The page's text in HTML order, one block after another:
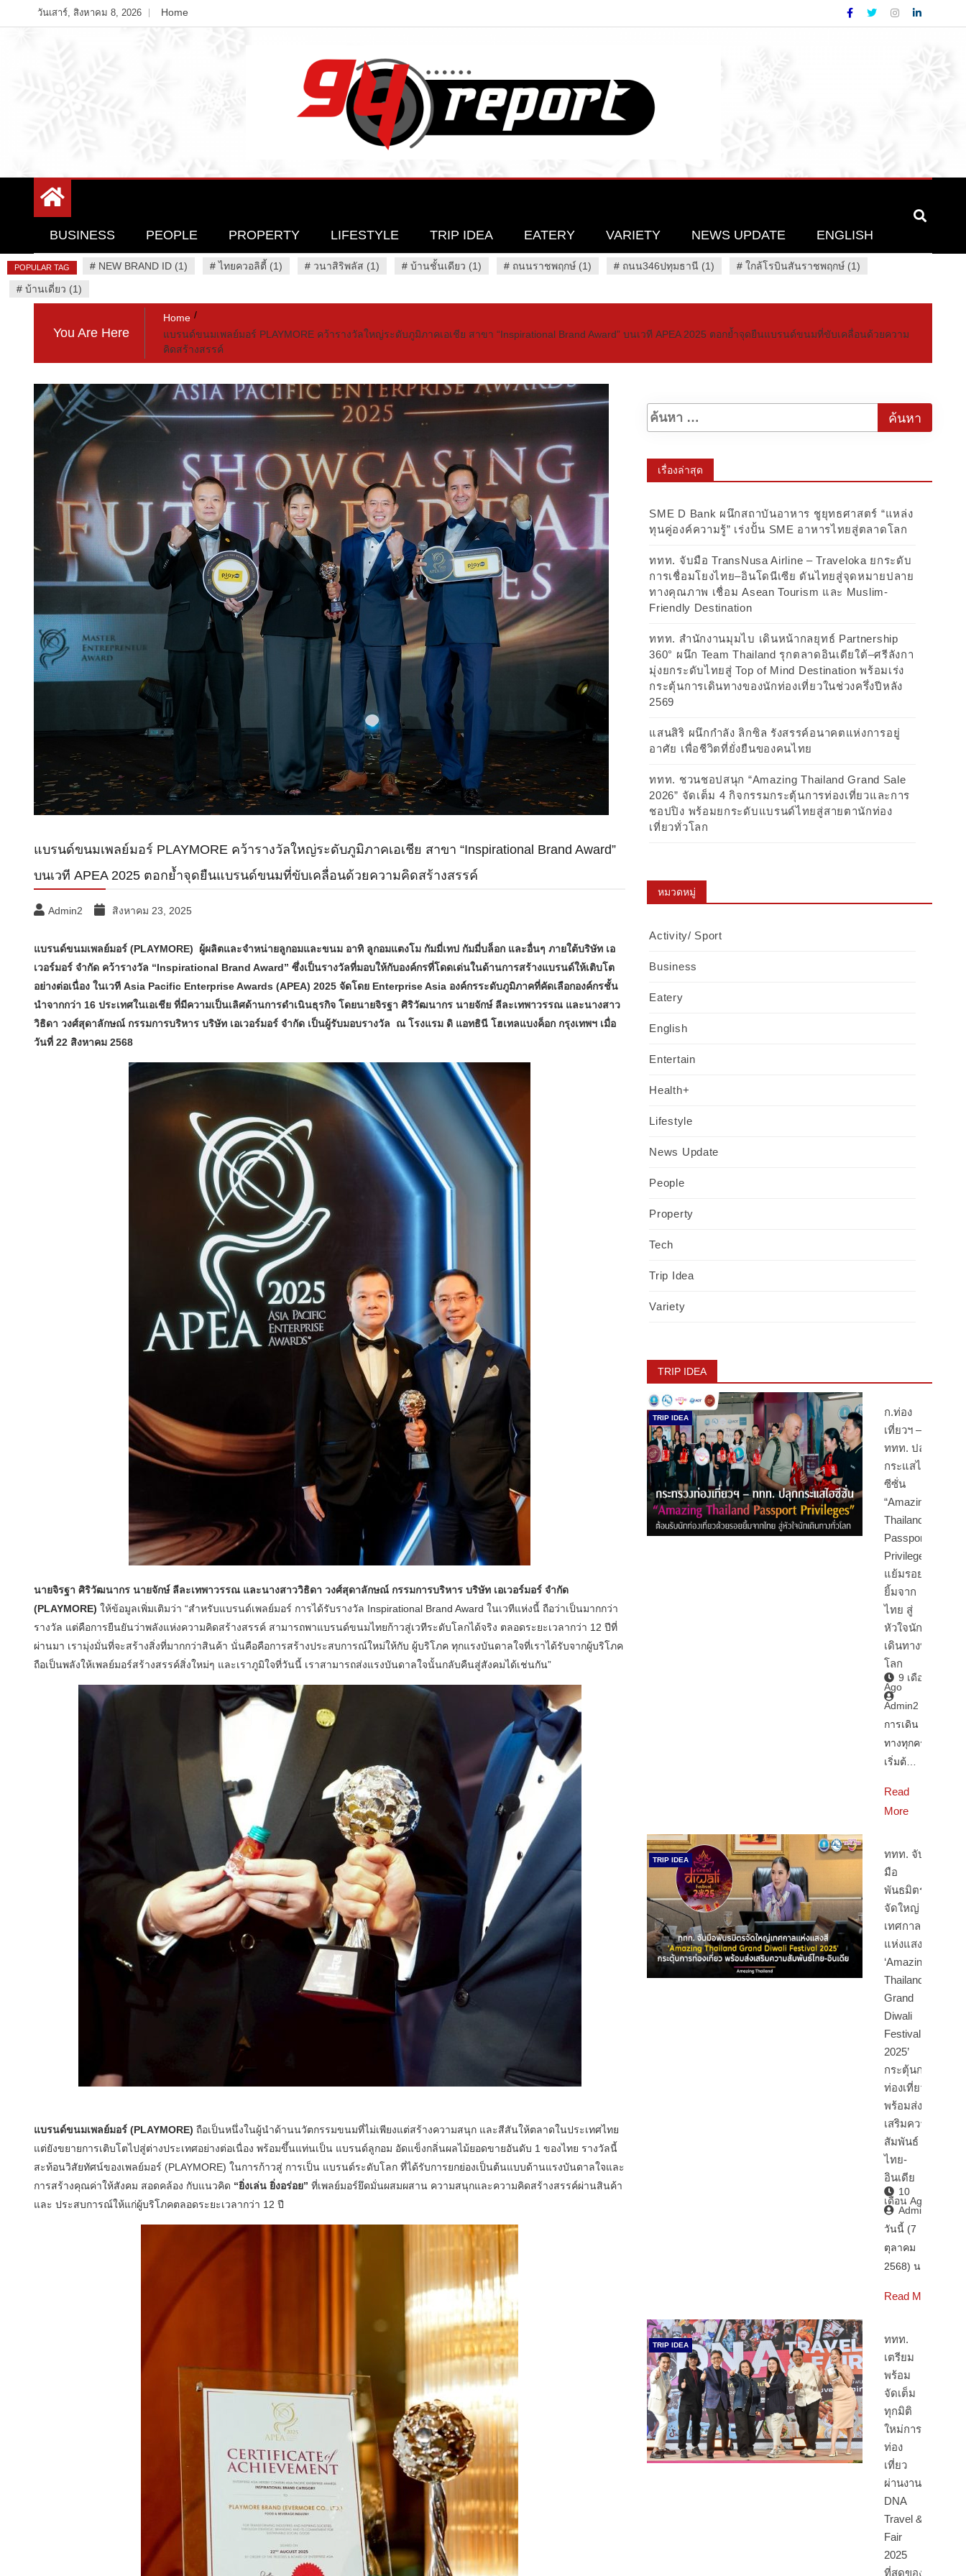
to
วันเสาร์, สิงหาคม 8, 2026 Home
94 Report.com
BUSINESS PEOPLE PROPERTY LIFESTYLE TRIP IDEA EATERY VARIETY NEWS UPDATE ENGLISH
POPULAR TAG # NEW BRAND ID (1) #ไทยควอลิตี้ (1) # วนาสิริพลัส (1) # บ้านชั้นเดียว (1) # ถนนราชพฤกษ์ (1) # ถนน346ปทุมธานี (1) # ใกล้โรบินสันราชพฤกษ์ (1)
# บ้านเดี่ยว (1)
You Are Here
Home
แบรนด์ขนมเพลย์มอร์ PLAYMORE คว้ารางวัลใหญ่ระดับภูมิภาคเอเชีย สาขา “Inspirational Brand Award” บนเวที APEA 2025 ตอกย้ำจุดยืนแบรนด์ขนมที่ขับเคลื่อนด้วยความ
คิดสร้างสรรค์
แบรนด์ขนมเพลย์มอร์ PLAYMORE คว้ารางวัลใหญ่ระดับภูมิภาคเอเชีย สาขา “Inspirational Brand Award”
บนเวที APEA 2025 ตอกย้ำจุดยืนแบรนด์ขนมที่ขับเคลื่อนด้วยความคิดสร้างสรรค์
Admin2 สิงหาคม 23, 2025
แบรนด์ขนมเพลย์มอร์ (PLAYMORE) ผู้ผลิตและจำหน่ายลูกอมและขนม อาทิ ลูกอมแตงโม กัมมี่เทป กัมมี่บล็อก และอื่นๆ ภายใต้บริษัท เอ
เวอร์มอร์ จำกัด คว้ารางวัล “Inspirational Brand Award” ซึ่งเป็นรางวัลที่มอบให้กับองค์กรที่โดดเด่นในด้านการสร้างแบรนด์ให้เติบโต
อย่างต่อเนื่อง ในเวที Asia Pacific Enterprise Awards (APEA) 2025 จัดโดย Enterprise Asia องค์กรระดับภูมิภาคที่คัดเลือกองค์กรชั้น
นำจากกว่า 16 ประเทศในเอเชีย ที่มีความเป็นเลิศด้านการดำเนินธุรกิจ โดยนายจิรฐา ศิริวัฒนากร นายจักษ์ ลีละเทพาวรรณ และนางสาว
วิธิดา วงศ์สุดาลักษณ์ กรรมการบริหาร บริษัท เอเวอร์มอร์ จำกัด เป็นผู้รับมอบรางวัล ณ โรงแรม ดิ แอทธินี โฮเทลแบงค็อก กรุงเทพฯ เมื่อ
วันที่ 22 สิงหาคม 2568
นายจิรฐา ศิริวัฒนากร นายจักษ์ ลีละเทพาวรรณ และนางสาววิธิดา วงศ์สุดาลักษณ์ กรรมการบริหาร บริษัท เอเวอร์มอร์ จำกัด
(PLAYMORE) ให้ข้อมูลเพิ่มเติมว่า “สำหรับแบรนด์เพลย์มอร์ การได้รับรางวัล Inspirational Brand Award ในเวทีแห่งนี้ ถือว่าเป็นมากกว่า
รางวัล แต่คือการยืนยันว่าพลังแห่งความคิดสร้างสรรค์ สามารถพาแบรนด์ขนมไทยก้าวสู่เวทีระดับโลกได้จริง ตลอดระยะเวลากว่า 12 ปีที่
ผ่านมา เรามุ่งมั่นที่จะสร้างสิ่งที่มากกว่าสินค้า นั่นคือคือการสร้างประสบการณ์ใหม่ให้กับ ผู้บริโภค ทุกแรงบันดาลใจที่เราได้รับจากผู้บริโภค
ถือเป็นพลังให้เพลย์มอร์สร้างสรรค์สิ่งใหม่ๆ และเราภูมิใจที่วันนี้ เราสามารถส่งแรงบันดาลใจนั้นกลับคืนสู่สังคมได้เช่นกัน”
แบรนด์ขนมเพลย์มอร์ (PLAYMORE) ถือเป็นหนึ่งในผู้นำด้านนวัตกรรมขนมที่ไม่เพียงแต่สร้างความสนุก และสีสันให้ตลาดในประเทศไทย
แต่ยังขยายการเติบโตไปสู่ต่างประเทศอย่างต่อเนื่อง พร้อมขึ้นแท่นเป็น แบรนด์ลูกอม อัดแข็งกลิ่นผลไม้ยอดขายอันดับ 1 ของไทย รางวัลนี้
สะท้อนวิสัยทัศน์ของเพลย์มอร์ (PLAYMORE) ในการก้าวสู่ การเป็น แบรนด์ระดับโลก ที่ได้รับการยกย่องเป็นต้นแบบด้านแรงบันดาลใจและ
การสร้างคุณค่าให้สังคม สอดคล้อง กับแนวคิด “ยิ่งเล่น ยิ่งอร่อย” ที่เพลย์มอร์ยึดมั่นผสมผสาน ความสนุกและความคิดสร้างสรรค์ผ่านสินค้า
และ ประสบการณ์ให้แก่ผู้บริโภคตลอดระยะเวลากว่า 12 ปี
เรื่องล่าสุด
SME D Bank ผนึกสถาบันอาหาร ชูยุทธศาสตร์ “แหล่ง
ทุนคู่องค์ความรู้” เร่งปั้น SME อาหารไทยสู่ตลาดโลก
ททท. จับมือ TransNusa Airline – Traveloka ยกระดับ
การเชื่อมโยงไทย–อินโดนีเซีย ดันไทยสู่จุดหมายปลาย
ทางคุณภาพ เชื่อม Asean Tourism และ Muslim-
Friendly Destination
ททท. สำนักงานมุมไบ เดินหน้ากลยุทธ์ Partnership
360° ผนึก Team Thailand รุกตลาดอินเดียใต้–ศรีลังกา
มุ่งยกระดับไทยสู่ Top of Mind Destination พร้อมเร่ง
กระตุ้นการเดินทางของนักท่องเที่ยวในช่วงครึ่งปีหลัง
2569
แสนสิริ ผนึกกำลัง ลิกซิล รังสรรค์อนาคตแห่งการอยู่
อาศัย เพื่อชีวิตที่ยั่งยืนของคนไทย
ททท. ชวนชอปสนุก “Amazing Thailand Grand Sale
2026” จัดเต็ม 4 กิจกรรมกระตุ้นการท่องเที่ยวและการ
ชอปปิง พร้อมยกระดับแบรนด์ไทยสู่สายตานักท่อง
เที่ยวทั่วโลก
หมวดหมู่
Activity/ Sport
Business
Eatery
English
Entertain
Health+
Lifestyle
News Update
People
Property
Tech
Trip Idea
Variety
TRIP IDEA
TRIP IDEA
ก.ท่อง
เที่ยวฯ –
ททท. ปลุก
กระแสไฮ
ซีซั่น
“Amazing
Thailand
Passport
Privileges”
แย้มรอย
ยิ้มจาก
ไทย สู่
หัวใจนัก
เดินทางทั่ว
โลก
9 เดือน
Ago
Admin2
การเดิน
ทางทุกครั้ง
เริ่มต้…
Read
More
TRIP IDEA
ททท. จับ
มือ
พันธมิตร
จัดใหญ่
เทศกาล
แห่งแสงสี
‘Amazing
Thailand
Grand
Diwali
Festival
2025’
กระตุ้นการ
ท่องเที่ยว
พร้อมส่ง
เสริมความ
สัมพันธ์
ไทย-
อินเดีย
10
เดือน Ago
Admin2
วันนี้ (7
ตุลาคม
2568) นา…
Read More
TRIP IDEA
ททท.
เตรียม
พร้อม
จัดเต็ม
ทุกมิติ
ใหม่การ
ท่อง
เที่ยว
ผ่านงาน
DNA
Travel &
Fair
2025
ที่สุดของ